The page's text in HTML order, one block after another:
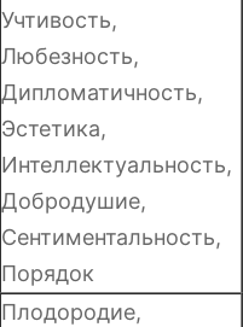
Учтивость,
Любезность,
Дипломатичность,
Эстетика,
Интеллектуальность,
Добродушие,
Сентиментальность,
Порядок
Плодородие,